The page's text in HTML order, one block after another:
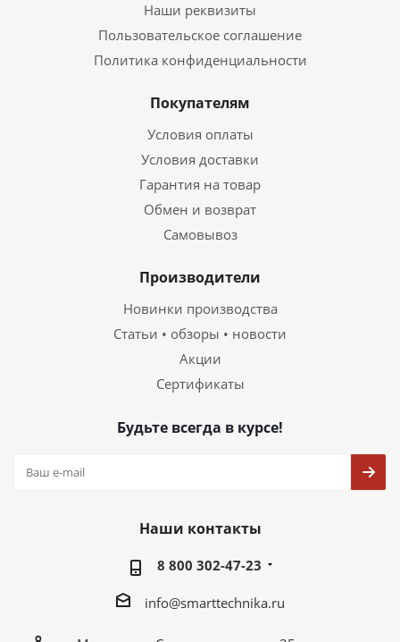
Наши реквизиты
Пользовательское соглашение
Политика конфиденциальности
Покупателям
Условия оплаты
Условия доставки
Гарантия на товар
Обмен и возврат
Самовывоз
Производители
Новинки производства
Статьи • обзоры • новости
Акции
Сертификаты
Будьте всегда в курсе!
Наши контакты
8 800 302-47-23
info@smarttechnika.ru